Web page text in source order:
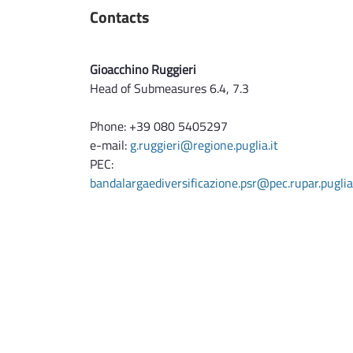
Contacts
Gioacchino Ruggieri
Head of Submeasures 6.4, 7.3
Phone: +39 080 5405297
e-mail: g.ruggieri@regione.puglia.it
PEC: